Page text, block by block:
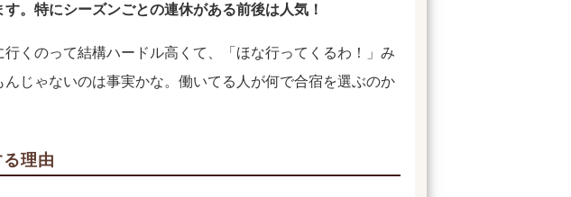
。特にシーズンごとの連休がある前後は人気！
くのって結構ハードル高くて、「ほな行ってくるわ！」み
じゃないのは事実かな。働いてる人が何で合宿を選ぶのか
理由